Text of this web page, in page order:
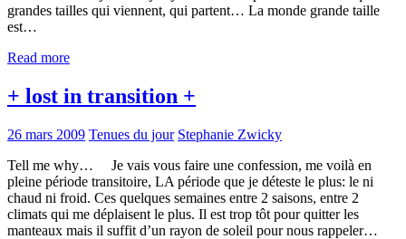
grandes tailles qui viennent, qui partent… La monde grande taille
est…
Read more
+ lost in transition +
26 mars 2009 Tenues du jour Stephanie Zwicky
Tell me why… Je vais vous faire une confession, me voilà en
pleine période transitoire, LA période que je déteste le plus: le ni
chaud ni froid. Ces quelques semaines entre 2 saisons, entre 2
climats qui me déplaisent le plus. Il est trop tôt pour quitter les
manteaux mais il suffit d’un rayon de soleil pour nous rappeler…